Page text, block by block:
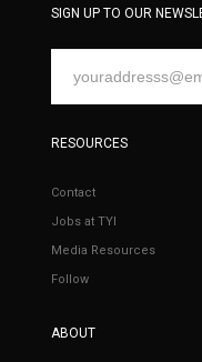
SIGN UP TO OUR
RESOURCES
Contact
Jobs at TYI
Media Resources
Follow
ABOUT